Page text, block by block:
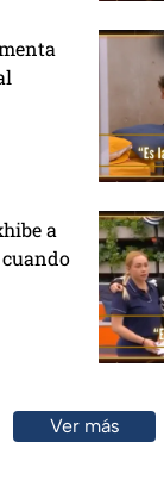
a
Ver más